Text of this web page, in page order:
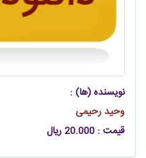
نویسنده (ها) :
وحید رحیمی
قیمت : 20.000 ریال